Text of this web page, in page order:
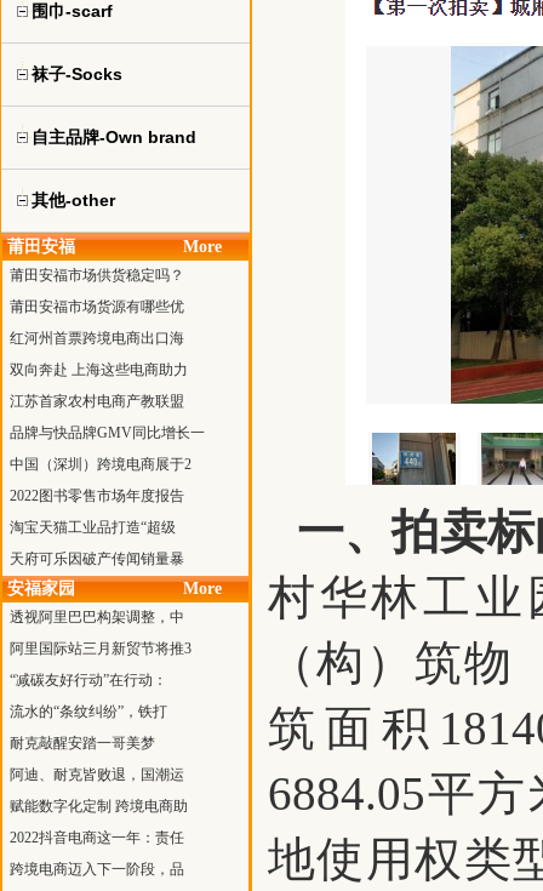
围巾-scarf
袜子-Socks
自主品牌-Own brand
其他-other
莆田安福 More
莆田安福市场供货稳定吗？
莆田安福市场货源有哪些优
红河州首票跨境电商出口海
双向奔赴 上海这些电商助力
江苏首家农村电商产教联盟
品牌与快品牌GMV同比增长一
中国（深圳）跨境电商展于2
2022图书零售市场年度报告
淘宝天猫工业品打造“超级
天府可乐因破产传闻销量暴
安福家园 More
透视阿里巴巴构架调整，中
阿里国际站三月新贸节将推3
“减碳友好行动”在行动：
流水的“条纹纠纷”，铁打
耐克敲醒安踏一哥美梦
阿迪、耐克皆败退，国潮运
赋能数字化定制 跨境电商助
2022抖音电商这一年：责任
跨境电商迈入下一阶段，品
一、拍卖
村华林工业
（构）筑
筑面积
6884.05平
地使用权类